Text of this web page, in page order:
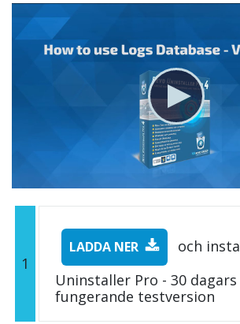
1
LADDA NER
och
Uninstaller Pro - 30
fungerande testversion